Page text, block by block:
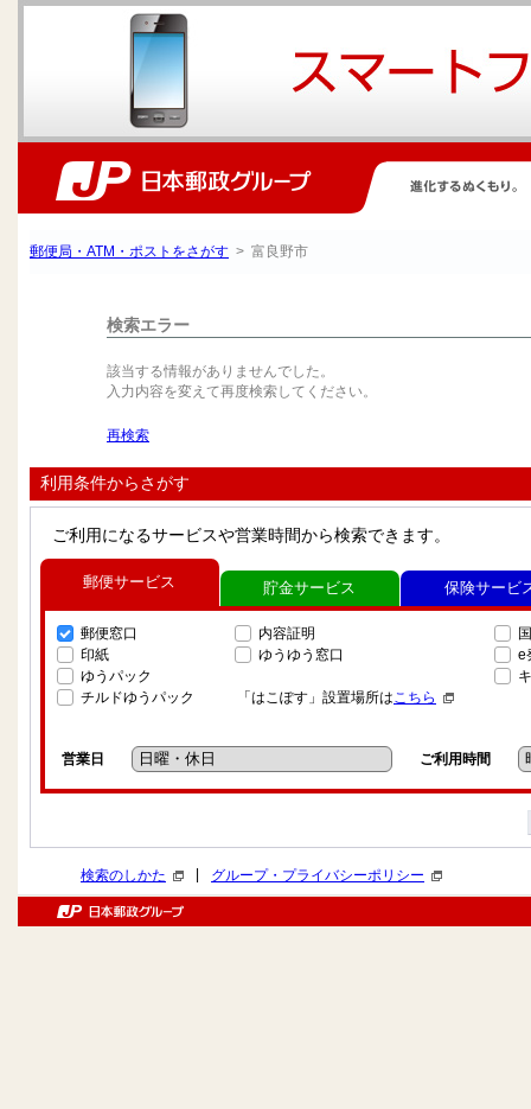
郵便局・ATM・ポストをさがす > 富良野市
検索エラー
該当する情報がありませんでした。
入力内容を変えて再度検索してください。
再検索
利用条件からさがす
ご利用になるサービスや営業時間から検索できます。
郵便サービス
郵便窓口
印紙
ゆうパック
チルドゆうパック
内容証明
ゆうゆう窓口
「はこぽす」設置場所はこちら
e
営業日 ご利用時間
貯金サービス 保険サービ
検索のしかた グループ・プライバシーポリシー